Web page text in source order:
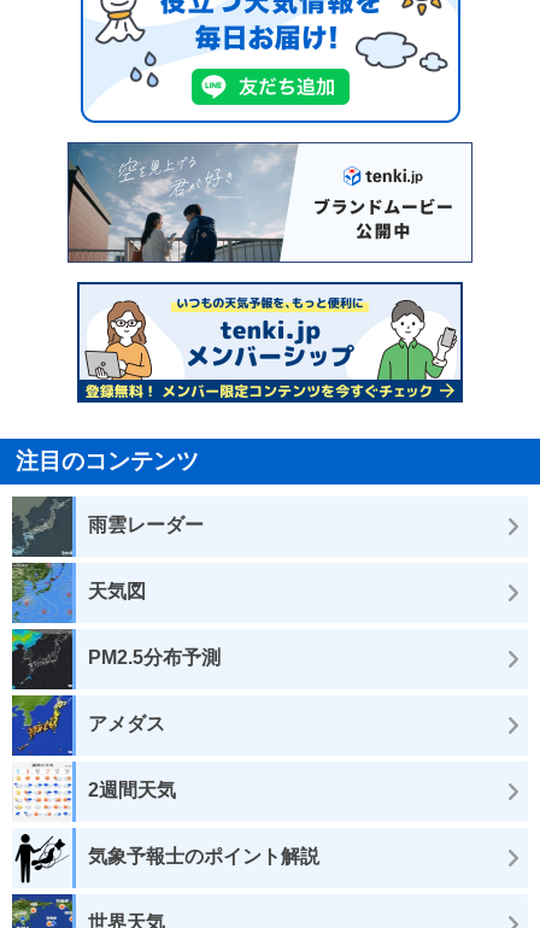
注目のコンテンツ
雨雲レーダー
天気図
PM2.5分布予測
アメダス
2週間天気
気象予報士のポイント解説
世界天気